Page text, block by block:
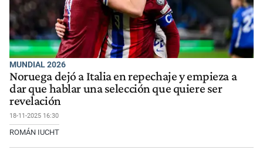
MUNDIAL 2026
Noruega dejó a Italia en repechaje y empieza a
dar que hablar una selección que quiere ser
revelación
18-11-2025 16:30
ROMÁN IUCHT